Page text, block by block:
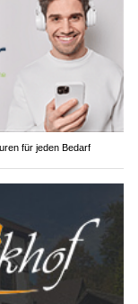
für jeden Bedarf